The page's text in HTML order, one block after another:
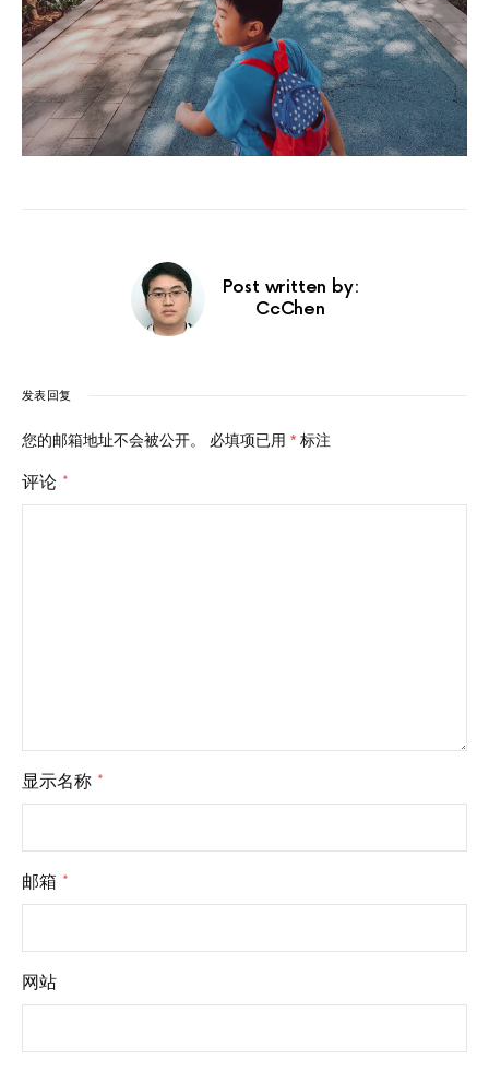
Post written by:
CcChen
发表回复
您的邮箱地址不会被公开。 必填项已用 * 标注
评论 *
显示名称 *
邮箱 *
网站